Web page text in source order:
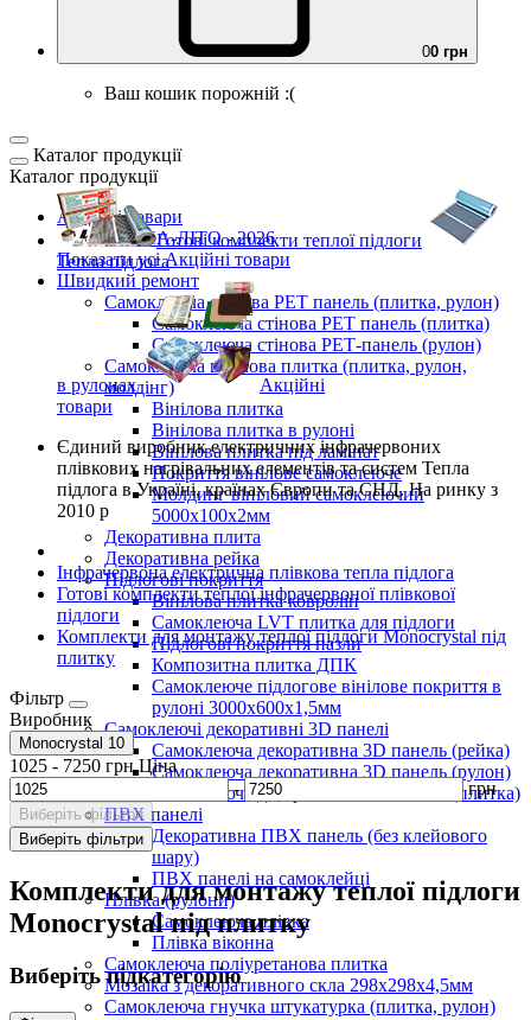
00 грн
Ваш кошик порожній :(
Каталог продукції
Каталог продукції
Акційні товари
ВЕСНА-ЛІТО - 2026
Показати усі Акційні товари
Швидкий ремонт
Самоклеюча стінова PET панель (плитка, рулон)
Самоклеюча стінова PET панель (плитка)
Самоклеюча стінова РЕТ-панель (рулон)
Самоклеюча вінілова плитка (плитка, рулон,
молдінг)
Вінілова плитка
Вінілова плитка в рулоні
Вінілова плитка під ламінат
Покриття вінілове самоклеюче
Молдинг вініловий самоклеючий
5000х100х2мм
Декоративна плита
Декоративна рейка
Підлогові покриття
Вінілова плитка ковролін
Самоклеюча LVT плитка для підлоги
Підлогові покриття пазли
Композитна плитка ДПК
Самоклеюче підлогове вінілове покриття в
рулоні 3000х600х1,5мм
Самоклеючі декоративні 3D панелі
Самоклеюча декоративна 3D панель (рейка)
Самоклеюча декоративна 3D панель (рулон)
Самоклеюча декоративна 3D панель (плитка)
ПВХ панелі
Декоративна ПВХ панель (без клейового
шару)
ПВХ панелі на самоклейці
Плівка (рулони)
Самоклеюча плівка
Плівка віконна
Самоклеюча поліуретанова плитка
Мозаїка з декоративного скла 298х298х4,5мм
Самоклеюча гнучка штукатурка (плитка, рулон)
Готові комплекти теплої підлоги
Тепла підлога
в рулонах
Акційні
товари
Єдиний виробникелектричних інфрачервоних
плівкових нагрівальних елементів та систем Тепла
підлога в Україні, країнах Європи та СНД.На ринку з
2010 р
Інфрачервона електрична плівкова тепла підлога
Готові комплекти теплої інфрачервоної плівкової
підлоги
Комплекти для монтажу теплої підлоги Monocrystal під
плитку
Фільтр
Виробник
Monocrystal 10
1025 - 7250 грнЦіна
-
грн
Виберіть фільтри
Виберіть фільтри
Комплекти для монтажу теплої підлоги
Monocrystal під плитку
Виберіть підкатегорію